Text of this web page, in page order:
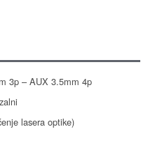
3p – AUX 3.5mm 4p
lasera optike)